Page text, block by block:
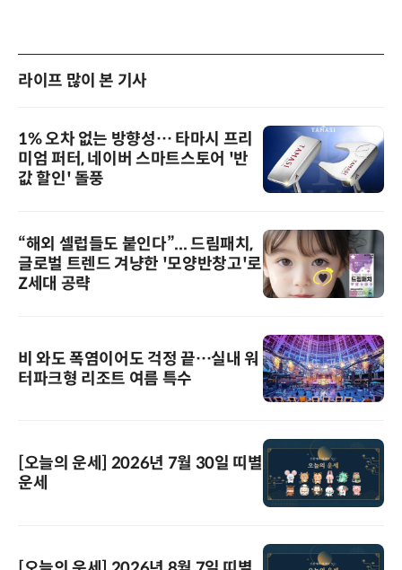
라이프 많이 본 기사
1% 오차 없는 방향성… 타마시 프리
미엄 퍼터, 네이버 스마트스토어 '반
값 할인' 돌풍
“해외 셀럽들도 붙인다”... 드림패치,
글로벌 트렌드 겨냥한 '모양반창고'로
Z세대 공략
비 와도 폭염이어도 걱정 끝…실내 워
터파크형 리조트 여름 특수
[오늘의 운세] 2026년 7월 30일 띠별
운세